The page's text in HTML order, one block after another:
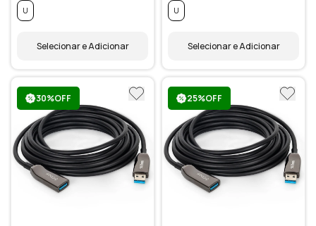
U
Selecionar e Adicionar
U
Selecionar e Adicionar
30%OFF 25%OFF